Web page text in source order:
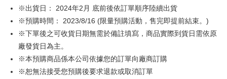
Easy Wallet
Google Pay
ATM払い
代金引換
※出貨日： 2024年2月 底前後依訂單順序陸續出貨
※預購時間： 2023/8/16 (限量預購活動，售完即提前結束。)
※下單後之可收貨日期無需於備註填寫，商品實際到貨日需依原
廠發貨日為主。
※本預購商品係本公司依據您的訂單向廠商訂購
※恕無法接受您預購後要求退款或取消訂單